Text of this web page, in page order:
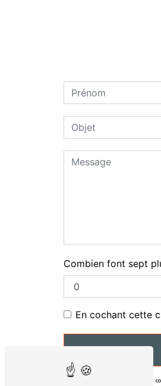
Combien font sept
En cochant cette
** Les données personnelles